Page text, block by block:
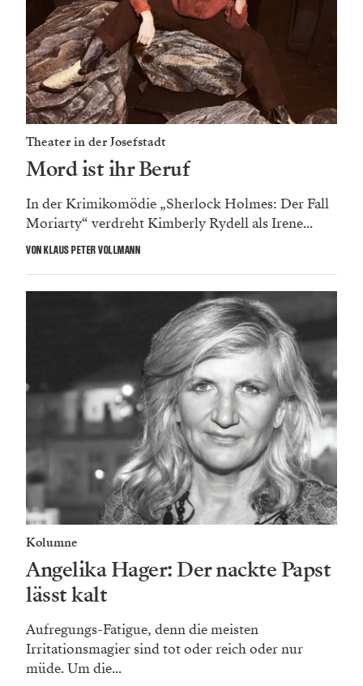
Theater in der Josefstadt
Mord ist ihr Beruf
In der Krimikomödie „Sherlock Holmes: Der Fall
Moriarty“ verdreht Kimberly Rydell als Irene...
VON KLAUS PETER VOLLMANN
Kolumne
Angelika Hager: Der nackte Papst
lässt kalt
Aufregungs-Fatigue, denn die meisten
Irritationsmagier sind tot oder reich oder nur
müde. Um die...